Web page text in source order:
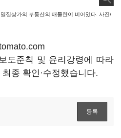
집상가의 부동산의 매물란이 비어있다. 사진/
도준칙 및 윤리강령에 따라
종 확인·수정했습니다.